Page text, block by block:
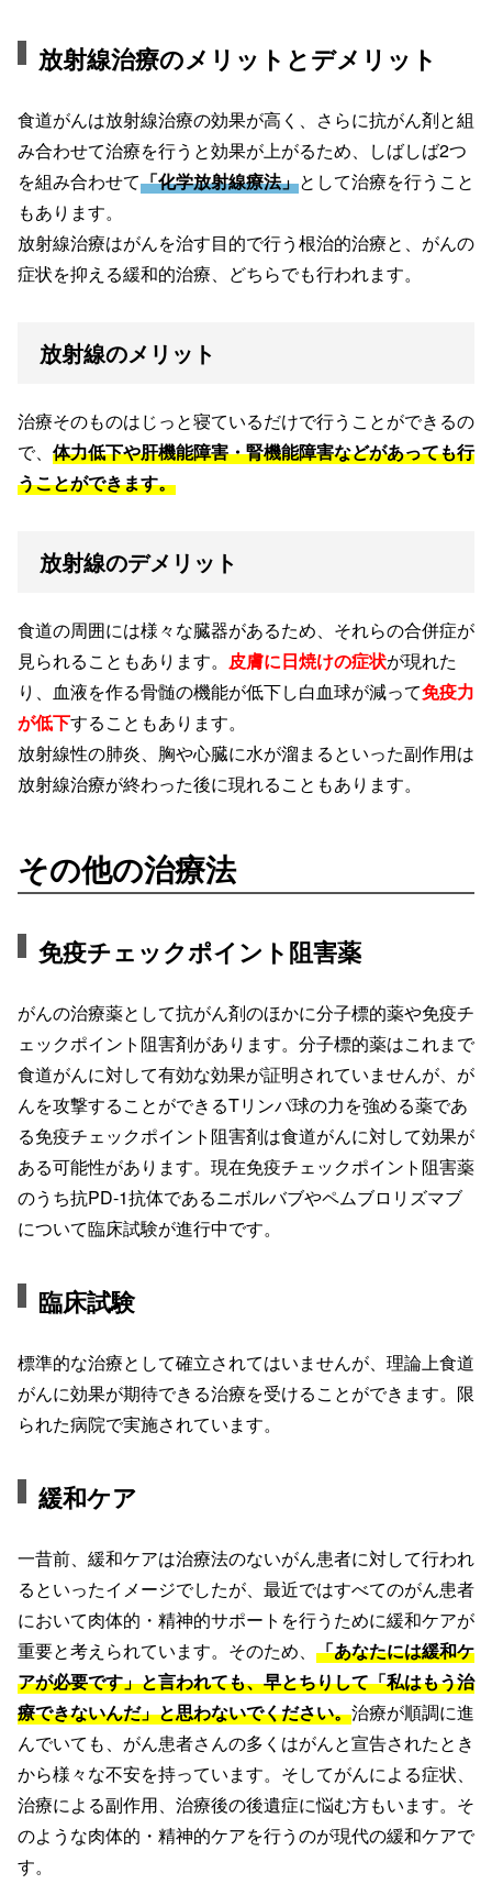
放射線治療のメリットとデメリット
食道がんは放射線治療の効果が高く、さらに抗がん剤と組
み合わせて治療を行うと効果が上がるため、しばしば2つ
を組み合わせて「化学放射線療法」として治療を行うこと
もあります。
放射線治療はがんを治す目的で行う根治的治療と、がんの
症状を抑える緩和的治療、どちらでも行われます。
放射線のメリット
治療そのものはじっと寝ているだけで行うことができるの
で、 体力低下や肝機能障害・腎機能障害などがあっても行
うことができます。
放射線のデメリット
食道の周囲には様々な臓器があるため、それらの合併症が
見られることもあります。 皮膚に日焼けの症状が現れた
り、血液を作る骨髄の機能が低下し白血球が減って免疫力
が低下することもあります。
放射線性の肺炎、胸や心臓に水が溜まるといった副作用は
放射線治療が終わった後に現れることもあります。
その他の治療法
免疫チェックポイント阻害薬
がんの治療薬として抗がん剤のほかに分子標的薬や免疫チ
ェックポイント阻害剤があります。分子標的薬はこれまで
食道がんに対して有効な効果が証明されていませんが、が
んを攻撃することができるTリンパ球の力を強める薬であ
る免疫チェックポイント阻害剤は食道がんに対して効果が
ある可能性があります。現在免疫チェックポイント阻害薬
のうち抗PD-1抗体であるニボルバブやペムブロリズマブ
について臨床試験が進行中です。
臨床試験
標準的な治療として確立されてはいませんが、理論上食道
がんに効果が期待できる治療を受けることができます。限
られた病院で実施されています。
緩和ケア
一昔前、緩和ケアは治療法のないがん患者に対して行われ
るといったイメージでしたが、最近ではすべてのがん患者
において肉体的・精神的サポートを行うために緩和ケアが
重要と考えられています。そのため、 「あなたには緩和ケ
アが必要です」と言われても、早とちりして「私はもう治
療できないんだ」と思わないでください。治療が順調に進
んでいても、がん患者さんの多くはがんと宣告されたとき
から様々な不安を持っています。そしてがんによる症状、
治療による副作用、治療後の後遺症に悩む方もいます。そ
のような肉体的・精神的ケアを行うのが現代の緩和ケアで
す。